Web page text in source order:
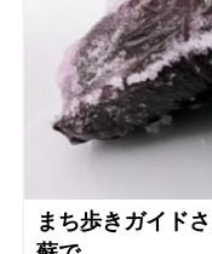
まち歩きガイド